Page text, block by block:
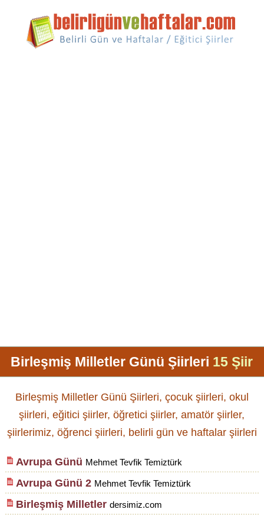
Birleşmiş Milletler Günü Şiirleri 15 Şiir
Birleşmiş Milletler Günü Şiirleri, çocuk şiirleri, okul
şiirleri, eğitici şiirler, öğretici şiirler, amatör şiirler,
şiirlerimiz, öğrenci şiirleri, belirli gün ve haftalar şiirleri
Avrupa Günü Mehmet Tevfik Temiztürk
Avrupa Günü 2 Mehmet Tevfik Temiztürk
Birleşmiş Milletler dersimiz.com